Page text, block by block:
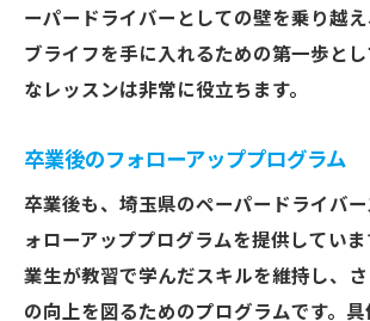
ーパードライバーとしての壁を乗り越
ブライフを手に入れるための第一歩と
なレッスンは非常に役立ちます。
卒業後のフォローアッププログラム
卒業後も、埼玉県のペーパードライバ
ォローアッププログラムを提供してい
業生が教習で学んだスキルを維持し、
の向上を図るためのプログラムです。